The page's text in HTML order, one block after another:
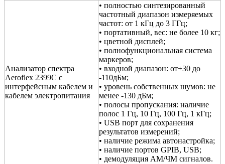
Анализатор спектра
Aeroflex 2399C с
интерфейсным кабелем и
кабелем электропитания
• полностью синтезированный
частотный диапазон измеряемых
частот: от 1 кГц до 3 ГГц;
• портативный, вес: не более 10 кг;
• цветной дисплей;
• полнофункциональная система
маркеров;
• входной диапазон: от+30 до
-110дБм;
• уровень собственных шумов: не
менее -130 дБм;
• полосы пропускания: наличие
полос 1 Гц, 10 Гц, 100 Гц, 1 кГц;
• USB порт для сохранения
результатов измерений;
• наличие режима автонастройка;
• наличие портов GPIB, USB;
• демодуляция АМ/ЧМ сигналов.